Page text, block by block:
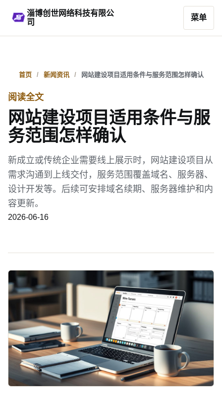
淄博创世网络科技有限公
司
菜单
首页 新闻资讯 网站建设项目适用条件与服务范围怎样确认
阅读全文
网站建设项目适用条件与服
务范围怎样确认
新成立或传统企业需要线上展示时，网站建设项目从
需求沟通到上线交付，服务范围覆盖域名、服务器、
设计开发等。后续可安排域名续期、服务器维护和内
容更新。
2026-06-16